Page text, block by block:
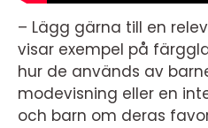
– Lägg gärna till en
visar exempel på
hur de används av
modevisning eller en
och barn om deras